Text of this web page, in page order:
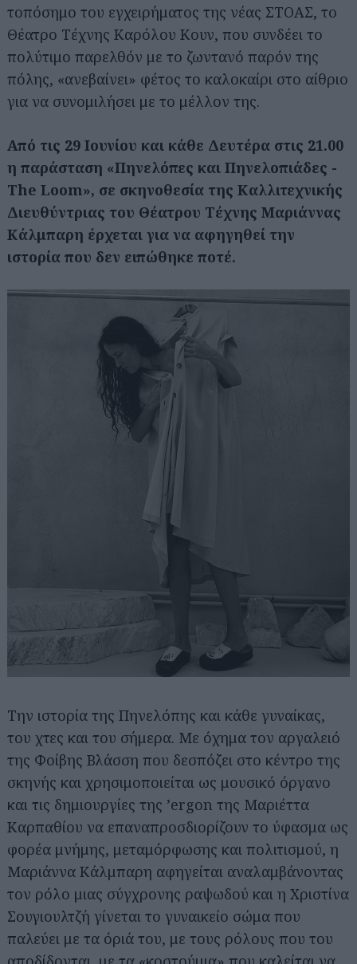
τοπόσημο του εγχειρήματος της νέας ΣΤΟΑΣ, το
Θέατρο Τέχνης Καρόλου Κουν, που συνδέει το
πολύτιμο παρελθόν με το ζωντανό παρόν της
πόλης, «ανεβαίνει» φέτος το καλοκαίρι στο αίθριο
για να συνομιλήσει με το μέλλον της.
Από τις 29 Ιουνίου και κάθε Δευτέρα στις 21.00
η παράσταση «Πηνελόπες και Πηνελοπιάδες -
The Loom», σε σκηνοθεσία της Καλλιτεχνικής
Διευθύντριας του Θέατρου Τέχνης Μαριάννας
Κάλμπαρη έρχεται για να αφηγηθεί την
ιστορία που δεν ειπώθηκε ποτέ.
Την ιστορία της Πηνελόπης και κάθε γυναίκας,
του χτες και του σήμερα. Με όχημα τον αργαλειό
της Φοίβης Βλάσση που δεσπόζει στο κέντρο της
σκηνής και χρησιμοποιείται ως μουσικό όργανο
και τις δημιουργίες της ’ergon της Μαριέττα
Καρπαθίου να επαναπροσδιορίζουν το ύφασμα ως
φορέα μνήμης, μεταμόρφωσης και πολιτισμού, η
Μαριάννα Κάλμπαρη αφηγείται αναλαμβάνοντας
τον ρόλο μιας σύγχρονης ραψωδού και η Χριστίνα
Σουγιουλτζή γίνεται το γυναικείο σώμα που
παλεύει με τα όριά του, με τους ρόλους που του